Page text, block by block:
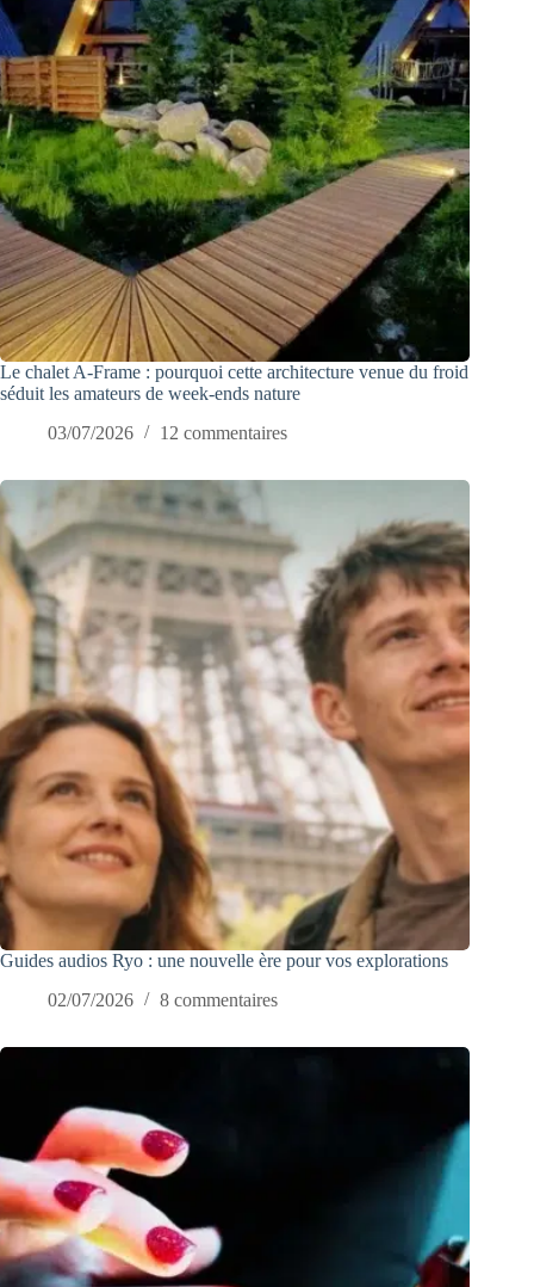
Le chalet A-Frame : pourquoi cette architecture venue du froid
séduit les amateurs de week-ends nature
03/07/2026
12 commentaires
Guides audios Ryo : une nouvelle ère pour vos explorations
02/07/2026
8 commentaires